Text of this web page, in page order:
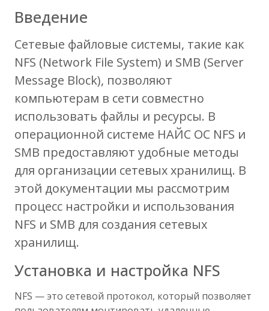
Введение
Сетевые файловые системы, такие как
NFS (Network File System) и SMB (Server
Message Block), позволяют
компьютерам в сети совместно
использовать файлы и ресурсы. В
операционной системе НАЙС ОС NFS и
SMB предоставляют удобные методы
для организации сетевых хранилищ. В
этой документации мы рассмотрим
процесс настройки и использования
NFS и SMB для создания сетевых
хранилищ.
Установка и настройка NFS
NFS — это сетевой протокол, который позволяет